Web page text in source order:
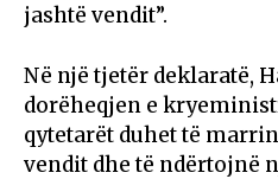
jashtë vendit”.
Në një tjetër deklaratë,
dorëheqjen e
qytetarët duhet të
vendit dhe të ndërtojnë